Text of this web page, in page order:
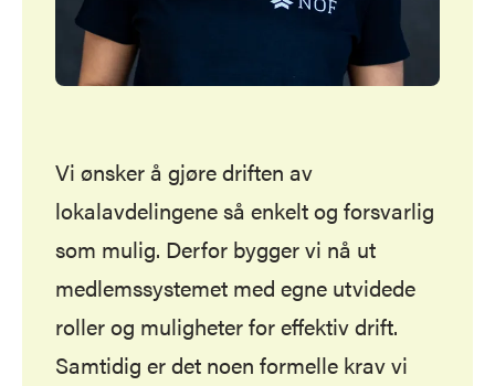
Vi ønsker å gjøre driften av
lokalavdelingene så enkelt og forsvarlig
som mulig. Derfor bygger vi nå ut
medlemssystemet med egne utvidede
roller og muligheter for effektiv drift.
Samtidig er det noen formelle krav vi